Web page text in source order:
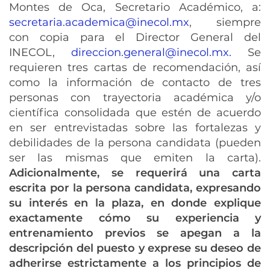
Montes de Oca, Secretario Académico, a:
secretaria.academica@inecol.mx, siempre
con copia para el Director General del
INECOL, direccion.general@inecol.mx. Se
requieren tres cartas de recomendación, así
como la información de contacto de tres
personas con trayectoria académica y/o
científica consolidada que estén de acuerdo
en ser entrevistadas sobre las fortalezas y
debilidades de la persona candidata (pueden
ser las mismas que emiten la carta).
Adicionalmente, se requerirá una carta
escrita por la persona candidata, expresando
su interés en la plaza, en donde explique
exactamente cómo su experiencia y
entrenamiento previos se apegan a la
descripción del puesto y exprese su deseo de
adherirse estrictamente a los principios de